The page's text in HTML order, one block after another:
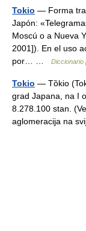
Tokio — Forma
Japón:
Moscú o a Nueva
2001]). En el uso
por… …
Diccionario
Tokio — Tȍkio
grad Japana, na I
8.278.100 stan.
aglomeracija na